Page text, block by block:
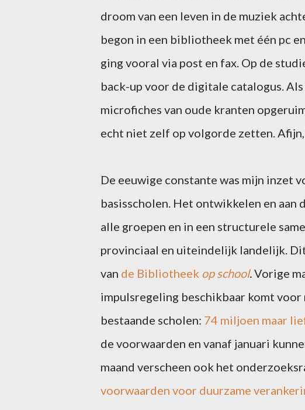
droom van een leven in de muziek
begon in een bibliotheek met één pc
ging vooral via post en fax. Op de
back-up voor de digitale catalogus.
microfiches van oude kranten
echt niet zelf op volgorde zetten.
De eeuwige constante was mijn inzet
basisscholen. Het ontwikkelen en aan
alle groepen en in een structurele
provinciaal en uiteindelijk landelijk.
van de Bibliotheek op school.Vorige
impulsregeling beschikbaar komt
bestaande scholen: 74 miljoen maar
de voorwaarden en vanaf januari
maand verscheen ook het
voorwaarden voor duurzame